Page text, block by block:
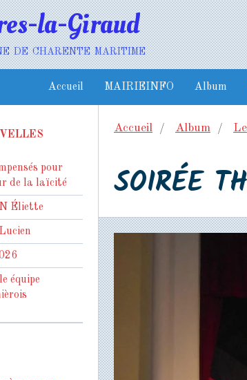
la-Giraud
de charente maritime
Accueil MAIRIEINFO Album
Accueil Album
SOIRÉE
pour
de la laïcité
Éliette
équipe